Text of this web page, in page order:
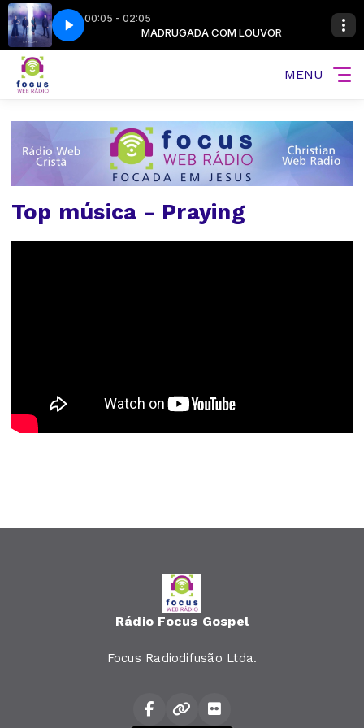
00:05 - 02:05
LOUVOR MADRUGADA COM LOUVOR
Hear Keeper - Of My Hear
MENU
Top música - Praying
Rádio Focus Gospel
Focus Radiodifusão Ltda.